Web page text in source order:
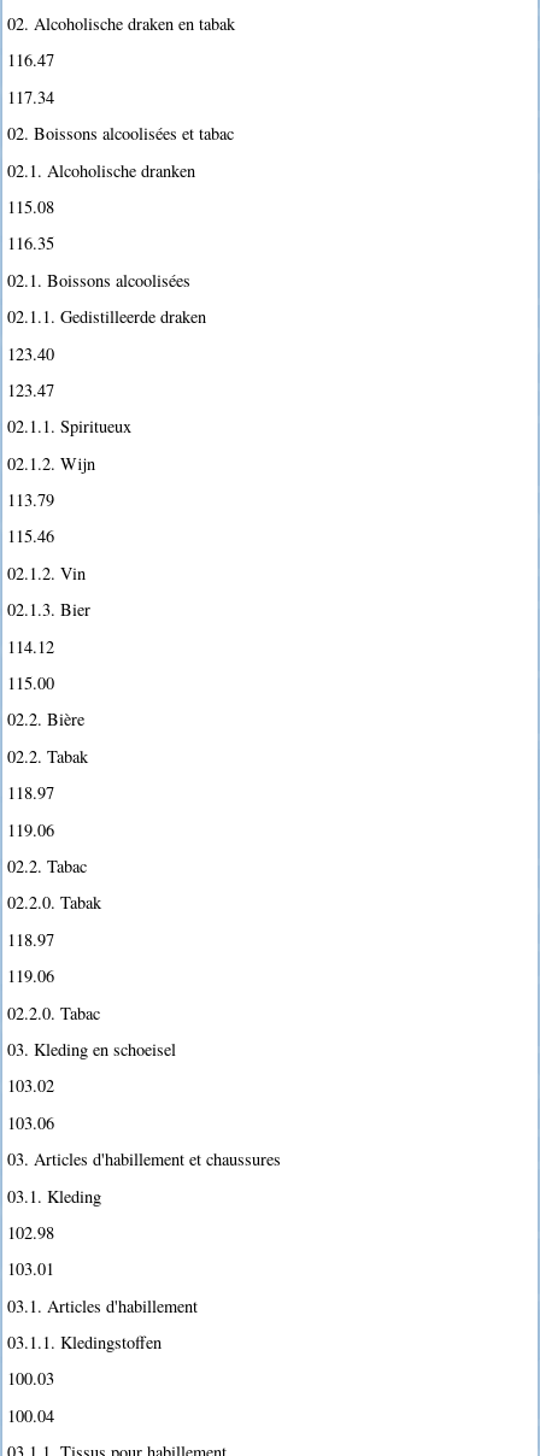
02. Alcoholische draken en tabak
116.47
117.34
02. Boissons alcoolisées et tabac
02.1. Alcoholische dranken
115.08
116.35
02.1. Boissons alcoolisées
02.1.1. Gedistilleerde draken
123.40
123.47
02.1.1. Spiritueux
02.1.2. Wijn
113.79
115.46
02.1.2. Vin
02.1.3. Bier
114.12
115.00
02.2. Bière
02.2. Tabak
118.97
119.06
02.2. Tabac
02.2.0. Tabak
118.97
119.06
02.2.0. Tabac
03. Kleding en schoeisel
103.02
103.06
03. Articles d'habillement et chaussures
03.1. Kleding
102.98
103.01
03.1. Articles d'habillement
03.1.1. Kledingstoffen
100.03
100.04